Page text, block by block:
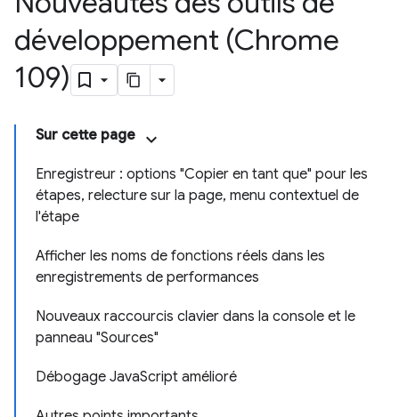
développement (Chrome
109)
Sur cette page
Enregistreur : options "Copier en tant que" pour les
étapes, relecture sur la page, menu contextuel de
l'étape
Afficher les noms de fonctions réels dans les
enregistrements de performances
Nouveaux raccourcis clavier dans la console et le
panneau "Sources"
Débogage JavaScript amélioré